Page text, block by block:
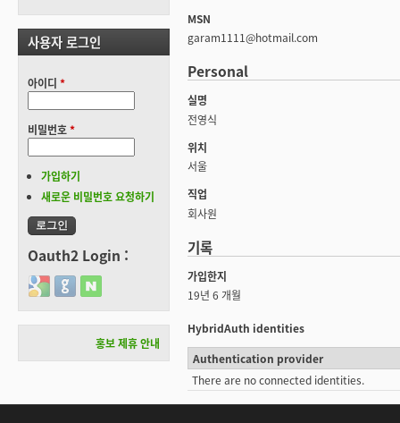
MSN
garam1111@hotmail.com
Personal
실명
전영식
위치
서울
직업
회사원
기록
가입한지
19년 6 개월
HybridAuth identities
Authentication provider
There are no connected identities.
사용자 로그인
아이디 *
비밀번호*
가입하기
새로운 비밀번호 요청하기
Oauth2 Login :
Login with Google
Login with GitHub
Login with Naver
홍보 제휴 안내